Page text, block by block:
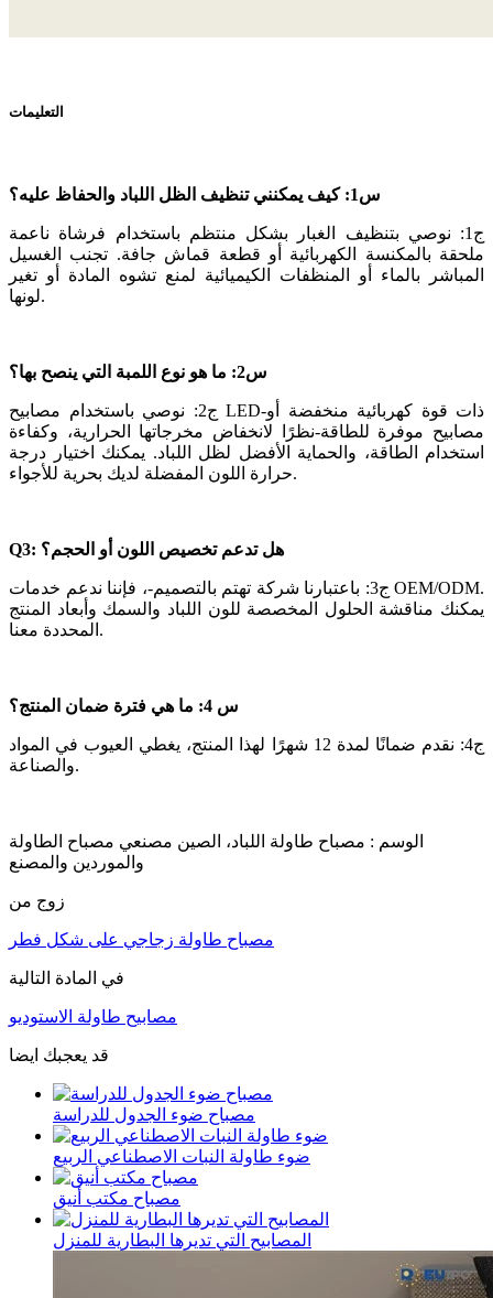
التعليمات
س1: كيف يمكنني تنظيف الظل اللباد والحفاظ عليه؟
ج1: نوصي بتنظيف الغبار بشكل منتظم باستخدام فرشاة ناعمة
ملحقة بالمكنسة الكهربائية أو قطعة قماش جافة. تجنب الغسيل
المباشر بالماء أو المنظفات الكيميائية لمنع تشوه المادة أو تغير
لونها.
س2: ما هو نوع اللمبة التي ينصح بها؟
ج2: نوصي باستخدام مصابيح LED-ذات قوة كهربائية منخفضة أو
مصابيح موفرة للطاقة-نظرًا لانخفاض مخرجاتها الحرارية، وكفاءة
استخدام الطاقة، والحماية الأفضل لظل اللباد. يمكنك اختيار درجة
حرارة اللون المفضلة لديك بحرية للأجواء.
Q3: هل تدعم تخصيص اللون أو الحجم؟
ج3: باعتبارنا شركة تهتم بالتصميم-، فإننا ندعم خدمات OEM/ODM.
يمكنك مناقشة الحلول المخصصة للون اللباد والسمك وأبعاد المنتج
المحددة معنا.
س 4: ما هي فترة ضمان المنتج؟
ج4: نقدم ضمانًا لمدة 12 شهرًا لهذا المنتج، يغطي العيوب في المواد
والصناعة.
الوسم : مصباح طاولة اللباد، الصين مصنعي مصباح الطاولة
والموردين والمصنع
زوج من
مصباح طاولة زجاجي على شكل فطر
في المادة التالية
مصابيح طاولة الاستوديو
قد يعجبك ايضا
مصباح ضوء الجدول للدراسة
ضوء طاولة النبات الاصطناعي الربيع
مصباح مكتب أنيق
المصابيح التي تديرها البطارية للمنزل